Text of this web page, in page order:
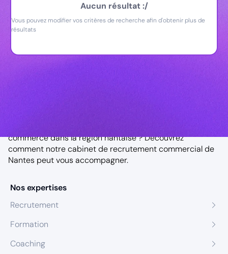
Aucun résultat :/
Vous pouvez modifier vos critères de recherche afin d'obtenir plus de
résultats
commerce dans la région nantaise ? Découvrez
comment notrecabinet de recrutement commercial de
Nantes peut vous accompagner.
Nos expertises
Recrutement
Formation
Coaching